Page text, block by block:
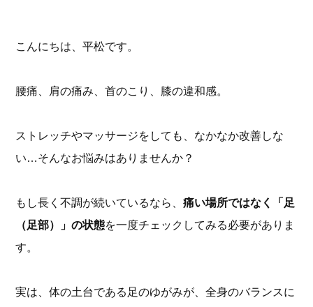
こんにちは、平松です。
腰痛、肩の痛み、首のこり、膝の違和感。
ストレッチやマッサージをしても、なかなか改善しな
い…そんなお悩みはありませんか？
もし長く不調が続いているなら、痛い場所ではなく「足
（足部）」の状態を一度チェックしてみる必要がありま
す。
実は、体の土台である足のゆがみが、全身のバランスに